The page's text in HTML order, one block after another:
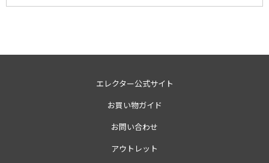
エレクター公式サイト
お買い物ガイド
お問い合わせ
アウトレット